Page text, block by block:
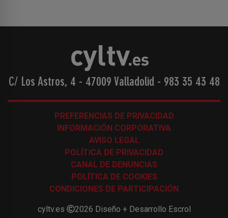
C/ Los Astros, 4 - 47009 Valladolid - 983 35 43 48
PREFERENCIAS DE PRIVACIDAD
INFORMACIÓN CORPORATIVA
AVISO LEGAL
POLÍTICA DE PRIVACIDAD
CANAL DE DENUNCIAS
POLÍTICA DE COOKIES
CONDICIONES DE PARTICIPACIÓN
cyltv.es 2026 Diseño + Desarrollo Escrol